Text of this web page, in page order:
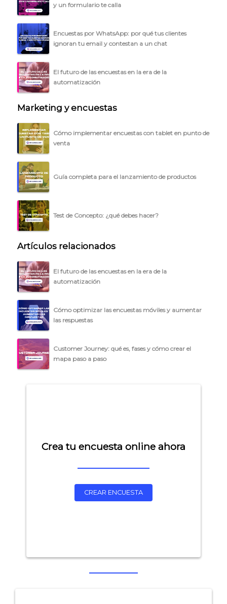
y un formulario te calla
Encuestas por WhatsApp: por qué tus clientes
ignoran tu email y contestan a un chat
El futuro de las encuestas en la era de la
automatización
Marketing y encuestas
Cómo implementar encuestas con tablet en punto de
venta
Guía completa para el lanzamiento de productos
Test de Concepto: ¿qué debes hacer?
Artículos relacionados
El futuro de las encuestas en la era de la
automatización
Cómo optimizar las encuestas móviles y aumentar
las respuestas
Customer Journey: qué es, fases y cómo crear el
mapa paso a paso
Crea tu encuesta online ahora
CREAR ENCUESTA